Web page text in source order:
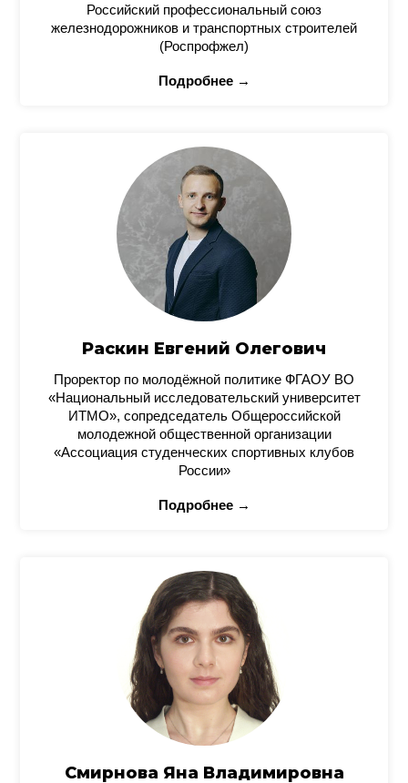
Российский профессиональный союз
железнодорожников и транспортных строителей
(Роспрофжел)
Подробнее →
Раскин Евгений Олегович
Проректор по молодёжной политике ФГАОУ ВО
«Национальный исследовательский университет
ИТМО», сопредседатель Общероссийской
молодежной общественной организации
«Ассоциация студенческих спортивных клубов
России»
Подробнее →
Смирнова Яна Владимировна